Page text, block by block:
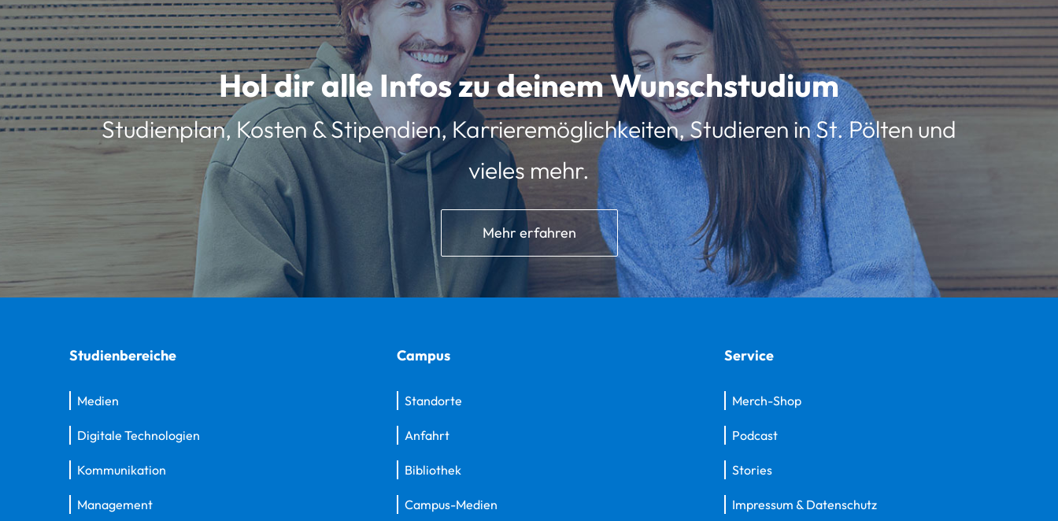
Hol dir alle Infos zu deinem Wunschstudium
Studienplan, Kosten & Stipendien, Karrieremöglichkeiten, Studieren in St. Pölten und
vieles mehr.
Mehr erfahren
Studienbereiche
Medien
Digitale Technologien
Kommunikation
Management
Campus
Standorte
Anfahrt
Bibliothek
Campus-Medien
Service
Merch-Shop
Podcast
Stories
Impressum & Datenschutz